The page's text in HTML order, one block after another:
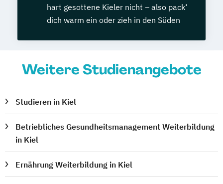
hart gesottene Kieler nicht – also pack‘
dich warm ein oder zieh in den Süden
Weitere Studienangebote
Studieren in Kiel
Betriebliches Gesundheitsmanagement Weiterbildung
in Kiel
Ernährung Weiterbildung in Kiel